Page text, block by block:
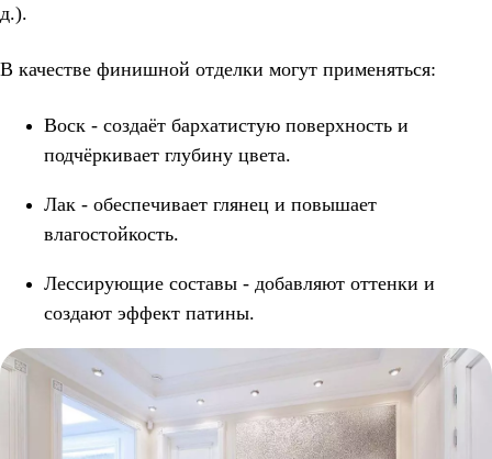
д.).
В качестве финишной отделки могут применяться:
Воск - создаёт бархатистую поверхность и
подчёркивает глубину цвета.
Лак - обеспечивает глянец и повышает
влагостойкость.
Лессирующие составы - добавляют оттенки и
создают эффект патины.